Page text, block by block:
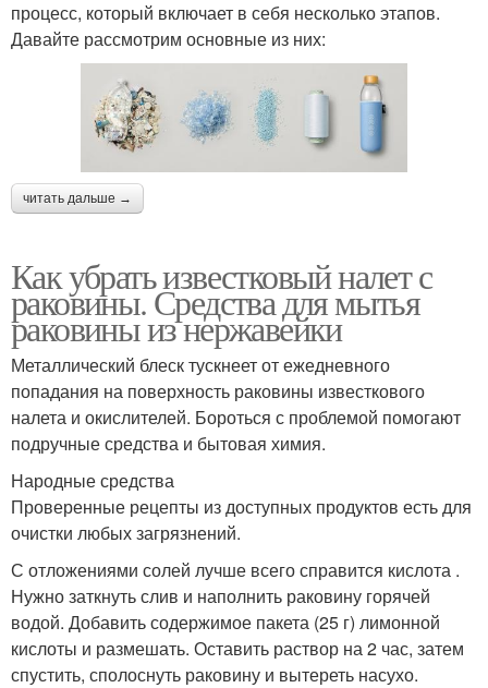
процесс, который включает в себя несколько этапов.
Давайте рассмотрим основные из них:
читать дальше →
Как убрать известковый налет с
раковины. Средства для мытья
раковины из нержавейки
Металлический блеск тускнеет от ежедневного
попадания на поверхность раковины известкового
налета и окислителей. Бороться с проблемой помогают
подручные средства и бытовая химия.
Народные средства
Проверенные рецепты из доступных продуктов есть для
очистки любых загрязнений.
С отложениями солей лучше всего справится кислота .
Нужно заткнуть слив и наполнить раковину горячей
водой. Добавить содержимое пакета (25 г) лимонной
кислоты и размешать. Оставить раствор на 2 час, затем
спустить, сполоснуть раковину и вытереть насухо.